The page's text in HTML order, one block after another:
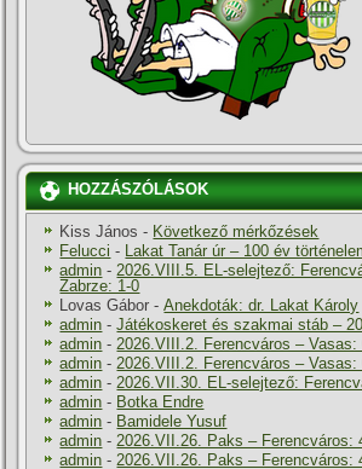
HOZZÁSZÓLÁSOK
Kiss János - Következő mérkőzések
Felucci - Lakat Tanár úr – 100 év
admin -2026.VIII.5. EL-selejtező:
Zabrze: 1-0
Lovas Gábor -Anekdoták: dr. Lakat Károly
admin -Játékoskeret és szakmai stáb –
admin -2026.VIII.2. Ferencváros – Vasas:
admin -2026.VIII.2. Ferencváros – Vasas:
admin -2026.VII.30. EL-selejtező:
admin - Botka Endre
admin - Bamidele Yusuf
admin -2026.VII.26. Paks – Ferencváros:
admin -2026.VII.26. Paks – Ferencváros: